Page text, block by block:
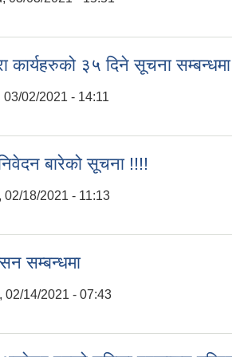
कार्यहरुको ३५ दिने सूचना
03/02/2021 - 14:11
निवेदन बारेको सूचना !!!!
02/18/2021 - 11:13
सम्बन्धमा
02/14/2021 - 07:43